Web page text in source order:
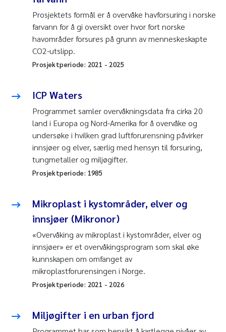
Prosjektets formål er å overvåke havforsuring i norske
farvann for å gi oversikt over hvor fort norske
havområder forsures på grunn av menneskeskapte
CO2-utslipp.
Prosjektperiode: 2021 - 2025
ICP Waters
Programmet samler overvåkningsdata fra cirka 20
land i Europa og Nord-Amerika for å overvåke og
undersøke i hvilken grad luftforurensning påvirker
innsjøer og elver, særlig med hensyn til forsuring,
tungmetaller og miljøgifter.
Prosjektperiode: 1985
Mikroplast i kystområder, elver og
innsjøer (Mikronor)
«Overvåking av mikroplast i kystområder, elver og
innsjøer» er et overvåkingsprogram som skal øke
kunnskapen om omfanget av
mikroplastforurensingen i Norge.
Prosjektperiode: 2021 - 2026
Miljøgifter i en urban fjord